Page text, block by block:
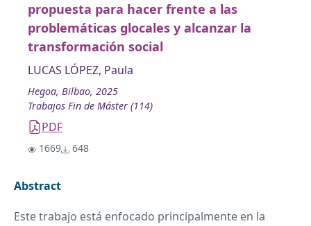
propuesta para hacer frente a las
problemáticas glocales y alcanzar la
transformación social
LUCAS LÓPEZ, Paula
Hegoa, Bilbao, 2025
Trabajos Fin de Máster (114)
PDF
1669 648
Abstract
Este trabajo está enfocado principalmente en la